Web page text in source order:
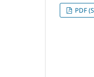
PDF